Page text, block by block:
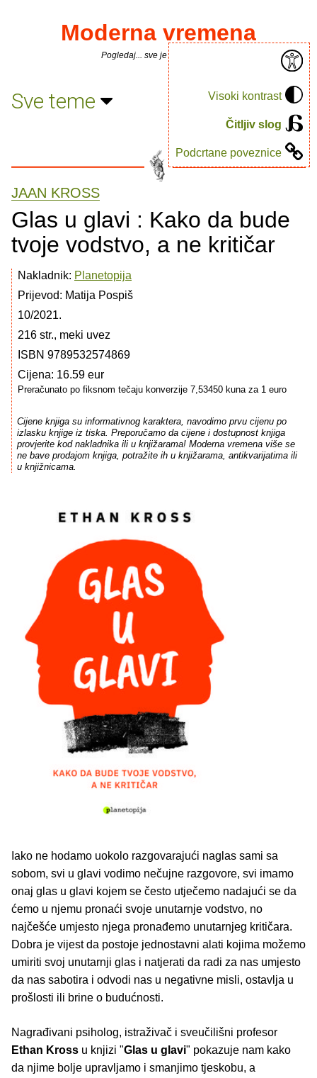
Visoki kontrast
Čitljiv slog
Podcrtane poveznice
Moderna vremena
Pogledaj... sve je puno knjiga.
Sve teme
JAAN KROSS
Glas u glavi : Kako da bude
tvoje vodstvo, a ne kritičar
Nakladnik: Planetopija
Prijevod: Matija Pospiš
10/2021.
216 str., meki uvez
ISBN 9789532574869
Cijena: 16.59 eur
Preračunato po fiksnom tečaju konverzije 7,53450 kuna za 1 euro
Cijene knjiga su informativnog karaktera, navodimo prvu cijenu po
izlasku knjige iz tiska. Preporučamo da cijene i dostupnost knjiga
provjerite kod nakladnika ili u knjižarama! Moderna vremena više se
ne bave prodajom knjiga, potražite ih u knjižarama, antikvarijatima ili
u knjižnicama.
Iako ne hodamo uokolo razgovarajući naglas sami sa
sobom, svi u glavi vodimo nečujne razgovore, svi imamo
onaj glas u glavi kojem se često utječemo nadajući se da
ćemo u njemu pronaći svoje unutarnje vodstvo, no
najčešće umjesto njega pronađemo unutarnjeg kritičara.
Dobra je vijest da postoje jednostavni alati kojima možemo
umiriti svoj unutarnji glas i natjerati da radi za nas umjesto
da nas sabotira i odvodi nas u negativne misli, ostavlja u
prošlosti ili brine o budućnosti.
Nagrađivani psiholog, istraživač i sveučilišni profesor
Ethan Kross u knjizi "Glas u glavi" pokazuje nam kako
da njime bolje upravljamo i smanjimo tjeskobu, a